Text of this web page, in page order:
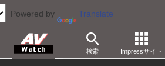
Powered by Translate
検索 Impressサイト
ヘッドフォン祭